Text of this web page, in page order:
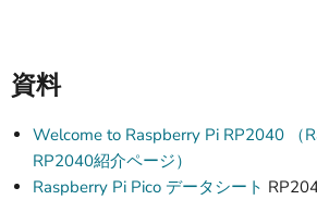
資料
Welcome to Raspberry Pi RP2040 （
RP2040紹介ページ）
Raspberry Pi Pico データシート